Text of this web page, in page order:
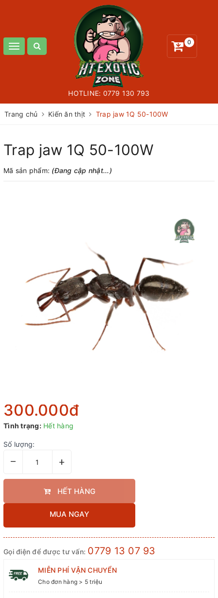
Toggle
0
HOTLINE: 0779 130 793
Trang chủ Kiến ăn thịt Trap jaw 1Q 50-100W
Trap jaw 1Q 50-100W
Mã sản phẩm: (Đang cập nhật...)
300.000₫
Tình trạng: Hết hàng
Số lượng:
– +
HẾT HÀNG
MUA NGAY
Gọi điện để được tư vấn: 0779 13 07 93
MIỄN PHÍ VẬN CHUYỂN
Cho đơn hàng > 5 triệu